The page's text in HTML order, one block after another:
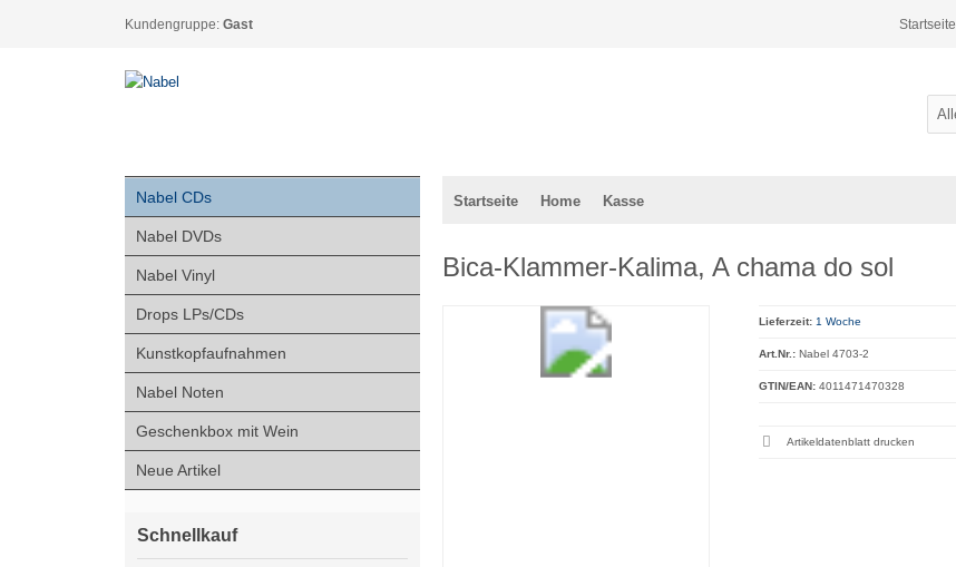
Kundengruppe: Gast Startseite
Startseite Home Kasse
Bica-Klammer-Kalima, A chama do sol
Lieferzeit: 1 Woche
Art.Nr.: Nabel 4703-2
GTIN/EAN: 4011471470328
Artikeldatenblatt drucken
Nabel CDs
Nabel DVDs
Nabel Vinyl
Drops LPs/CDs
Kunstkopfaufnahmen
Nabel Noten
Geschenkbox mit Wein
Neue Artikel
Schnellkauf